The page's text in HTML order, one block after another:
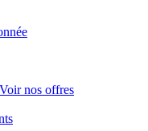
Voir nos offres